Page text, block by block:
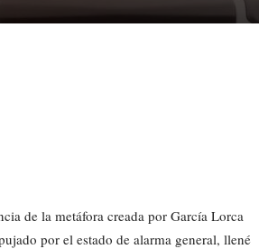
de la metáfora creada por García Lorca
por el estado de alarma general, llené